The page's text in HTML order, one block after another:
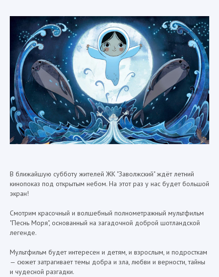
В ближайшую субботу жителей ЖК "Заволжский" ждёт летний
кинопоказ под открытым небом. На этот раз у нас будет большой
экран!
Смотрим красочный и волшебный полнометражный мультфильм
"Песнь Моря", основанный на загадочной доброй шотландской
легенде.
Мультфильм будет интересен и детям, и взрослым, и подросткам
— сюжет затрагивает темы добра и зла, любви и верности, тайны
и чудесной разгадки.